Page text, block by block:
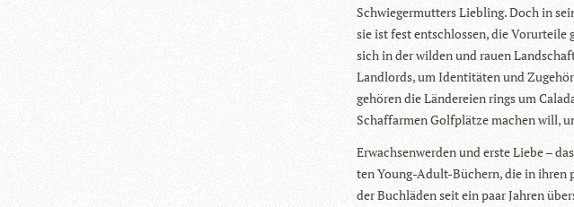
Schwie­ger­mut­ters Lieb­ling. Doch in
sie ist fest ent­schlos­sen, die Vor­ur­teile
sich in der wil­den und rauen
Landlords, um Iden­ti­tä­ten und
gehö­ren die Län­de­reien rings um
Schaf­far­men Golf­plätze machen will,
Erwach­sen­wer­den und erste Liebe –
ten Young-Adult-Büchern, die in ihren
der Buch­lä­den seit ein paar Jah­ren